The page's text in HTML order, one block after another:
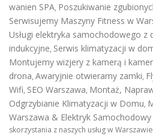
wanien SPA, Poszukiwanie
Serwisujemy Maszyny Fitness w
Usługi elektryka samochodowego z
indukcyjne, Serwis klimatyzacji w
Montujemy wizjery z kamerą i
drona, Awaryjnie otwieramy zamki,
Wifi, SEO Warszawa, Montaż,
Odgrzybianie Klimatyzacji w Domu,
Warszawa & Elektryk Samochodowy
skorzystania z naszych usług w